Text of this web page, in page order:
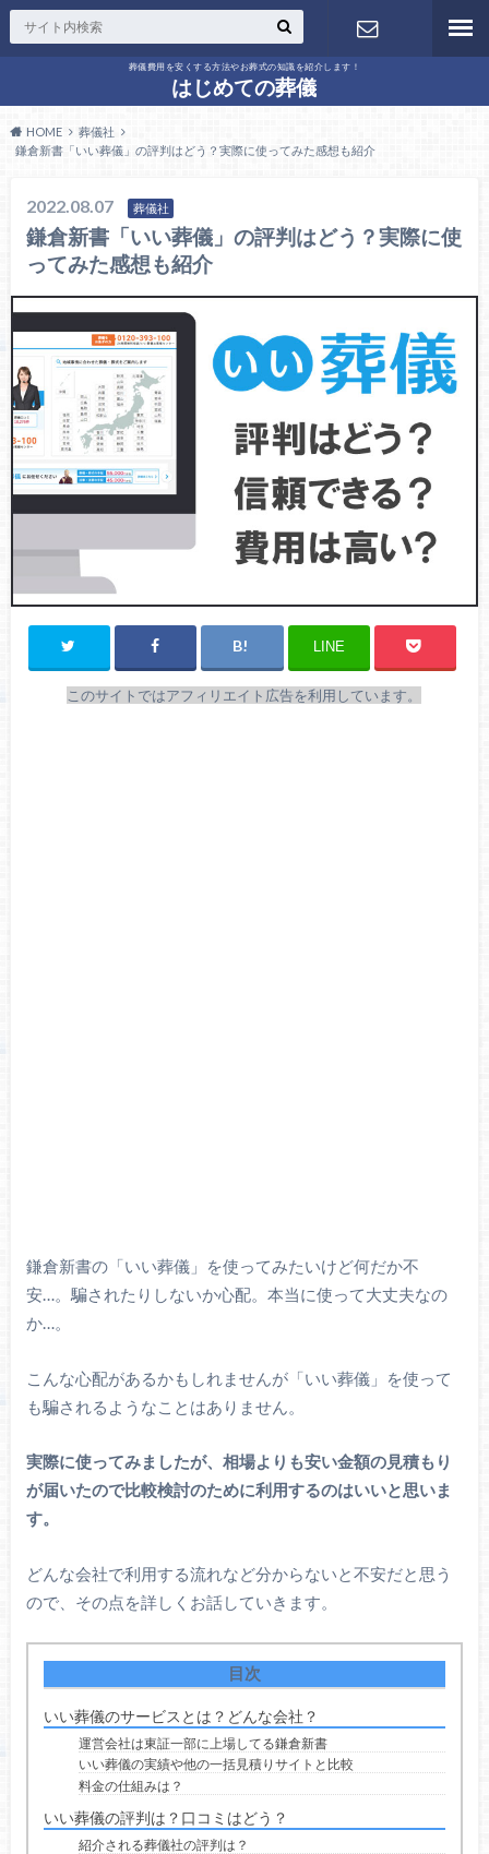
葬儀費用を安くする方法やお葬式の知識を紹介します！
はじめての葬儀
HOME
葬儀社
鎌倉新書「いい葬儀」の評判はどう？実際に使ってみた感想も紹介
2022.08.07 葬儀社
鎌倉新書「いい葬儀」の評判はどう？実際に使
ってみた感想も紹介
LINE
このサイトではアフィリエイト広告を利用しています。
鎌倉新書の「いい葬儀」を使ってみたいけど何だか不
安…。騙されたりしないか心配。本当に使って大丈夫なの
か…。
こんな心配があるかもしれませんが「いい葬儀」を使って
も騙されるようなことはありません。
実際に使ってみましたが、相場よりも安い金額の見積もり
が届いたので比較検討のために利用するのはいいと思いま
す。
どんな会社で利用する流れなど分からないと不安だと思う
ので、その点を詳しくお話していきます。
目次
いい葬儀のサービスとは？どんな会社？
運営会社は東証一部に上場してる鎌倉新書
いい葬儀の実績や他の一括見積りサイトと比較
料金の仕組みは？
いい葬儀の評判は？口コミはどう？
紹介される葬儀社の評判は？